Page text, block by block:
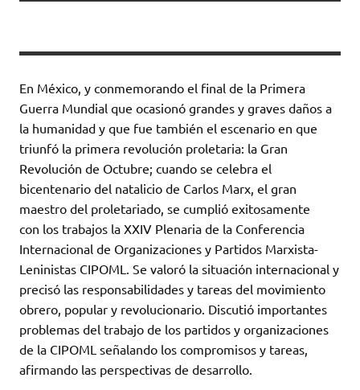
En México, y conmemorando el final de la Primera
Guerra Mundial que ocasionó grandes y graves daños a
la humanidad y que fue también el escenario en que
triunfó la primera revolución proletaria: la Gran
Revolución de Octubre; cuando se celebra el
bicentenario del natalicio de Carlos Marx, el gran
maestro del proletariado, se cumplió exitosamente
con los trabajos la XXIV Plenaria de la Conferencia
Internacional de Organizaciones y Partidos Marxista-
Leninistas CIPOML. Se valoró la situación internacional y
precisó las responsabilidades y tareas del movimiento
obrero, popular y revolucionario. Discutió importantes
problemas del trabajo de los partidos y organizaciones
de la CIPOML señalando los compromisos y tareas,
afirmando las perspectivas de desarrollo.